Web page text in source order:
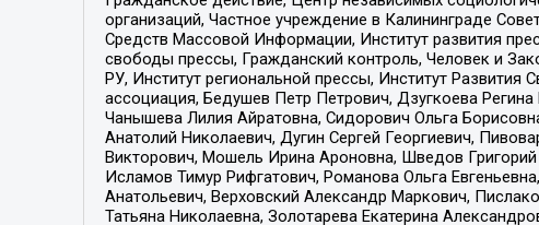
организаций, Частное учреждение в Калининграде
Средств Массовой Информации, Институт развития
свободы прессы, Гражданский контроль, Человек и
РУ, Институт региональной прессы, Институт
ассоциация, Бедушев Петр Петрович, Дзугкоева
Чанышева Лилия Айратовна, Сидорович Ольга
Анатолий Николаевич, Дугин Сергей Георгиевич,
Викторович, Мошель Ирина Ароновна, Шведов
Исламов Тимур Рифгатович, Романова Ольга
Анатольевич, Верховский Александр Маркович,
Татьяна Николаевна, Золотарева Екатерина